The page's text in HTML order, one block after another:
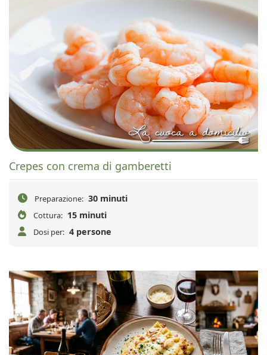
Crepes con crema di gamberetti
Preparazione: 30 minuti
Cottura: 15 minuti
Dosi per: 4 persone